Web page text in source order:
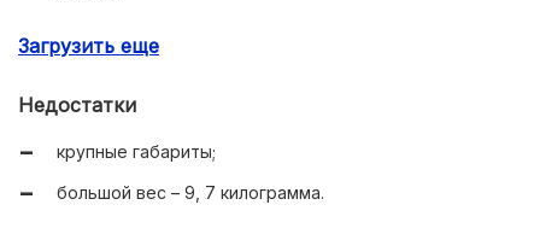
богатая комплектация – 6 насадок.
Загрузить еще
Недостатки
крупные габариты;
большой вес – 9, 7 килограмма.